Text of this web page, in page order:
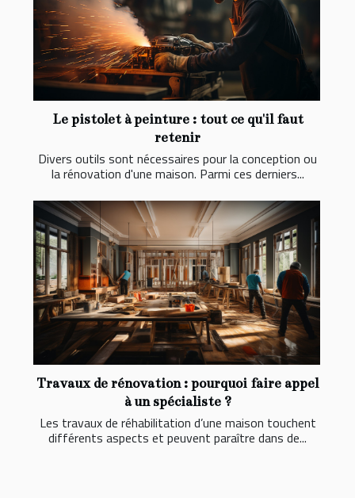
Le pistolet à peinture : tout ce qu'il faut
retenir
Divers outils sont nécessaires pour la conception ou
la rénovation d'une maison. Parmi ces derniers...
Travaux de rénovation : pourquoi faire appel
à un spécialiste ?
Les travaux de réhabilitation d’une maison touchent
différents aspects et peuvent paraître dans de...